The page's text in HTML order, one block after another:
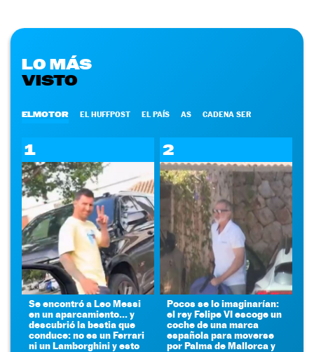
LO MÁS
VISTO
ELMOTOR EL HUFFPOST EL PAÍS AS CADENA SER
1
Se encontró a Leo Messi
en un aparcamiento... y
descubrió la bestia que
conduce: no es un Ferrari
ni un Lamborghini y esto
2
Pocos se lo imaginarían:
el rey Felipe VI escoge un
coche de una marca
española para moverse
por Palma de Mallorca y